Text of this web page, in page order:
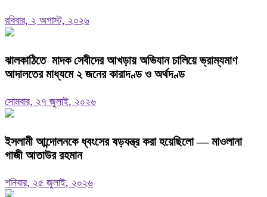
রবিবার, ২ অগাস্ট, ২০২৬
ঝালকাঠিতে মাদক সেবীদের আখড়ায় অভিযান চালিয়ে ভ্রাম্যমাণ
আদালতের মাধ্যমে ২ জনের কারাদণ্ড ও অর্থদণ্ড
সোমবার, ২৭ জুলাই, ২০২৬
ইসলামী আন্দোলনকে ধ্বংসের ষড়যন্ত্র করা হয়েছিলো — মাওলানা
গাজী আতাউর রহমান
শনিবার, ২৫ জুলাই, ২০২৬